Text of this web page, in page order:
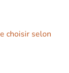
choisir selon